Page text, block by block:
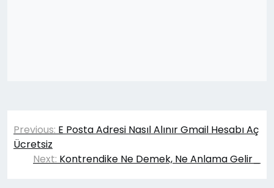
Yazı
gezinmesi
Previous: E Posta Adresi Nasıl Alınır Gmail Hesabı Aç
Ücretsiz
Next: Kontrendike Ne Demek, Ne Anlama Gelir_